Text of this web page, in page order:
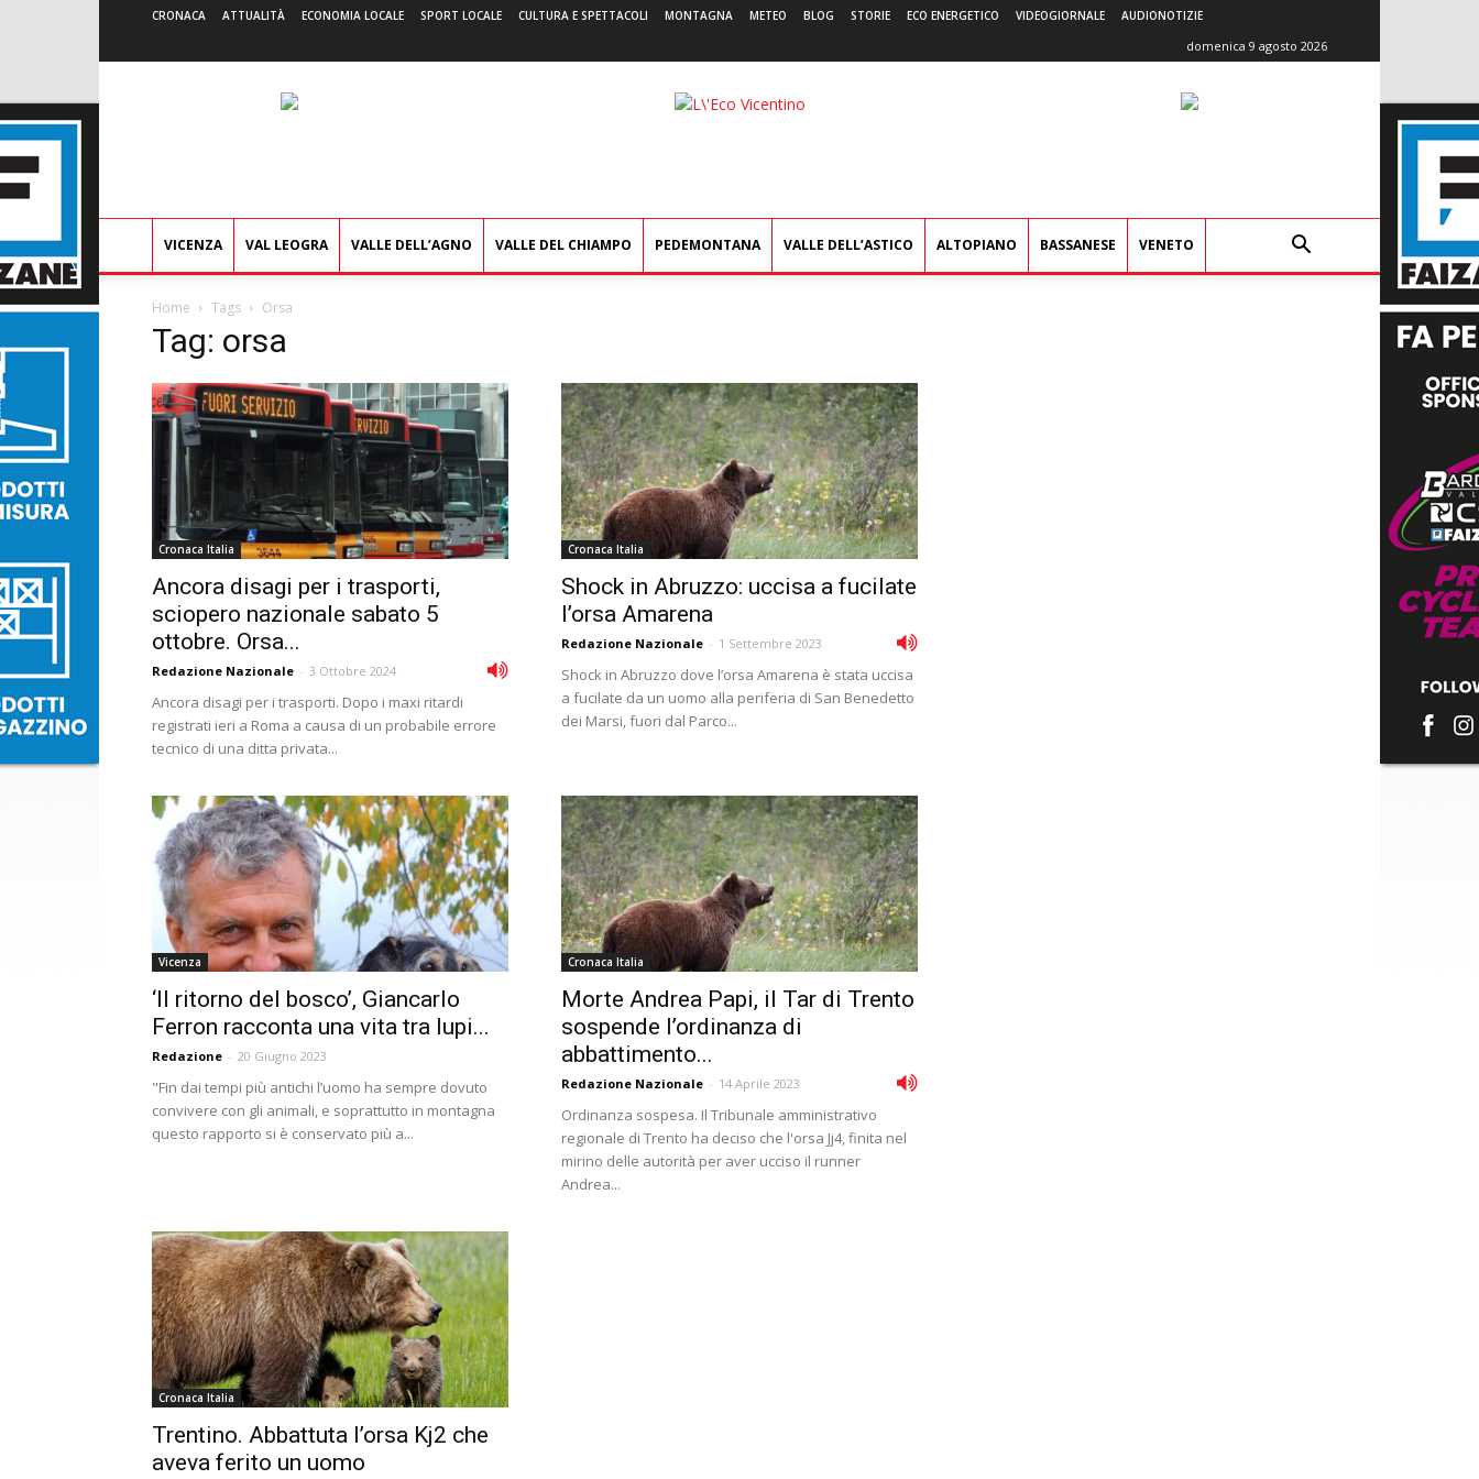
CRONACA ATTUALITÀ ECONOMIA LOCALE SPORT LOCALE CULTURA E SPETTACOLI MONTAGNA METEO BLOG STORIE ECO ENERGETICO VIDEOGIORNALE AUDIONOTIZIE
domenica 9 agosto 2026
L'Eco
VICENZA VAL LEOGRA VALLE DELL’AGNO VALLE DEL CHIAMPO PEDEMONTANA VALLE DELL’ASTICO ALTOPIANO BASSANESE VENETO
Home Tags Orsa
Tag: orsa
Cronaca Italia
Ancora disagi per i trasporti,
sciopero nazionale sabato 5
ottobre. Orsa...
Redazione Nazionale - 3 Ottobre 2024
Ancora disagi per i trasporti. Dopo i maxi ritardi
registrati ieri a Roma a causa di un probabile errore
tecnico di una ditta privata...
Cronaca Italia
Shock in Abruzzo: uccisa a fucilate
l’orsa Amarena
Redazione Nazionale - 1 Settembre 2023
Shock in Abruzzo dove l’orsa Amarena è stata uccisa
a fucilate da un uomo alla periferia di San Benedetto
dei Marsi, fuori dal Parco...
Vicenza
‘Il ritorno del bosco’, Giancarlo
Ferron racconta una vita tra lupi...
Redazione - 20 Giugno 2023
"Fin dai tempi più antichi l’uomo ha sempre dovuto
convivere con gli animali, e soprattutto in montagna
questo rapporto si è conservato più a...
Cronaca Italia
Morte Andrea Papi, il Tar di Trento
sospende l’ordinanza di
abbattimento...
Redazione Nazionale - 14 Aprile 2023
Ordinanza sospesa. Il Tribunale amministrativo
regionale di Trento ha deciso che l'orsa Jj4, finita nel
mirino delle autorità per aver ucciso il runner
Andrea...
Cronaca Italia
Trentino. Abbattuta l’orsa Kj2 che
aveva ferito un uomo